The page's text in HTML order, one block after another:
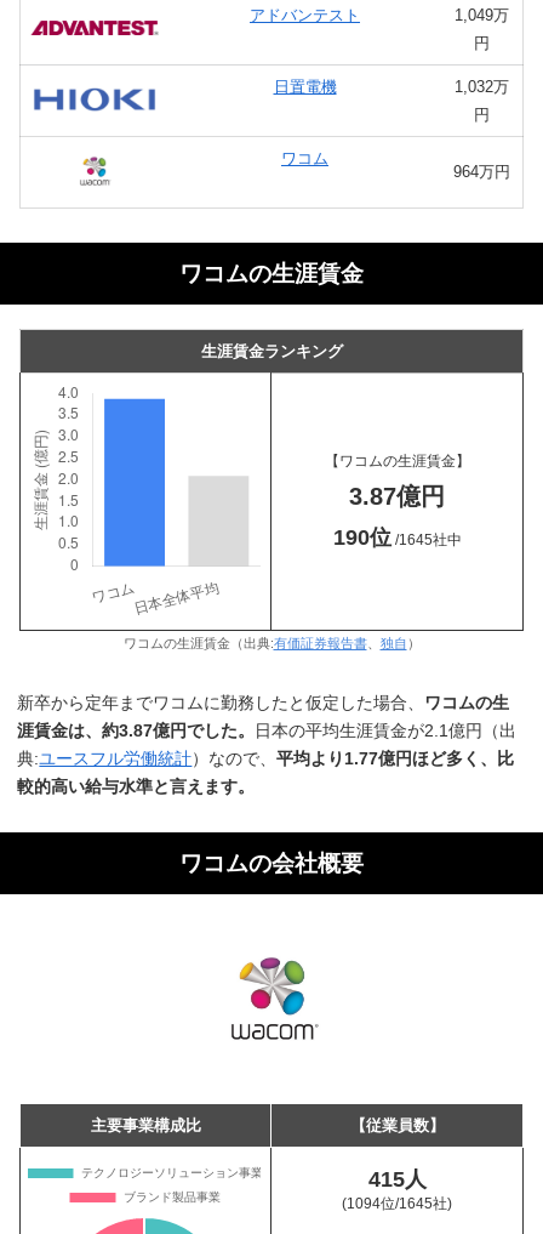
アドバンテスト
1,049万
円
日置電機
1,032万
円
ワコム
964万円
ワコムの生涯賃金
生涯賃金ランキング
【ワコムの生涯賃金】
3.87億円
190位/1645社中
ワコムの生涯賃金（出典:有価証券報告書、 独自 ）
新卒から定年までワコムに勤務したと仮定した場合、
ワコムの生
涯賃金は、約3.87億円でした。
日本の平均生涯賃金が2.1億円（出
典:ユースフル労働統計）なので、平均より1.77億円ほど多く、比
較的高い給与水準と言えます。
ワコムの会社概要
主要事業構成比 【従業員数】
415人
(1094位/1645社)